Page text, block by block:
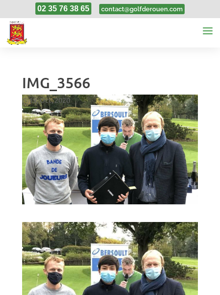
02 35 76 38 65 contact@golfderouen.com
IMG_3566
19, Oct, 2020